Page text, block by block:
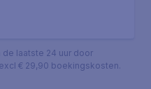
laatste 24 uur door
€ 29,90 boekingskosten.